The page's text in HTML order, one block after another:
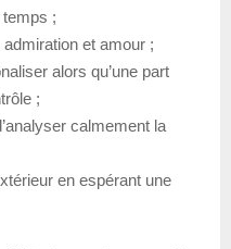
;
et amour ;
alors qu’une part
;
calmement la
en espérant une